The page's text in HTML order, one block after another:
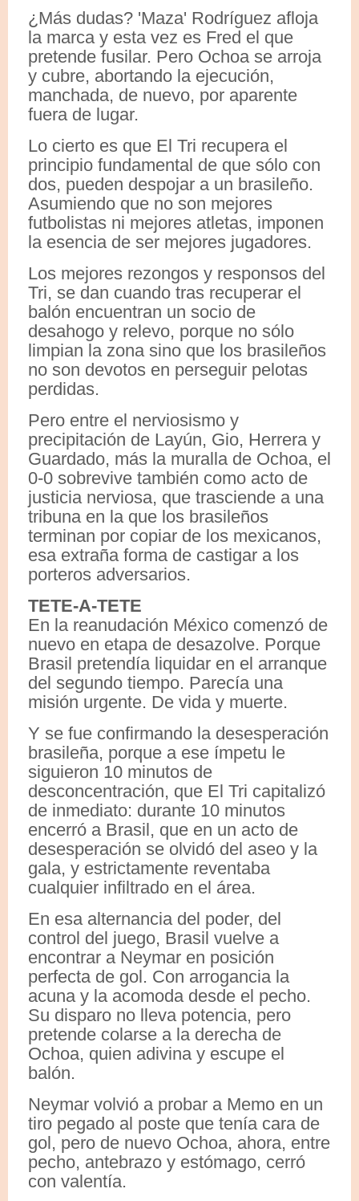
¿Más dudas? 'Maza' Rodríguez afloja
la marca y esta vez es Fred el que
pretende fusilar. Pero Ochoa se arroja
y cubre, abortando la ejecución,
manchada, de nuevo, por aparente
fuera de lugar.
Lo cierto es que El Tri recupera el
principio fundamental de que sólo con
dos, pueden despojar a un brasileño.
Asumiendo que no son mejores
futbolistas ni mejores atletas, imponen
la esencia de ser mejores jugadores.
Los mejores rezongos y responsos del
Tri, se dan cuando tras recuperar el
balón encuentran un socio de
desahogo y relevo, porque no sólo
limpian la zona sino que los brasileños
no son devotos en perseguir pelotas
perdidas.
Pero entre el nerviosismo y
precipitación de Layún, Gio, Herrera y
Guardado, más la muralla de Ochoa, el
0-0 sobrevive también como acto de
justicia nerviosa, que trasciende a una
tribuna en la que los brasileños
terminan por copiar de los mexicanos,
esa extraña forma de castigar a los
porteros adversarios.
TETE-A-TETE
En la reanudación México comenzó de
nuevo en etapa de desazolve. Porque
Brasil pretendía liquidar en el arranque
del segundo tiempo. Parecía una
misión urgente. De vida y muerte.
Y se fue confirmando la desesperación
brasileña, porque a ese ímpetu le
siguieron 10 minutos de
desconcentración, que El Tri capitalizó
de inmediato: durante 10 minutos
encerró a Brasil, que en un acto de
desesperación se olvidó del aseo y la
gala, y estrictamente reventaba
cualquier infiltrado en el área.
En esa alternancia del poder, del
control del juego, Brasil vuelve a
encontrar a Neymar en posición
perfecta de gol. Con arrogancia la
acuna y la acomoda desde el pecho.
Su disparo no lleva potencia, pero
pretende colarse a la derecha de
Ochoa, quien adivina y escupe el
balón.
Neymar volvió a probar a Memo en un
tiro pegado al poste que tenía cara de
gol, pero de nuevo Ochoa, ahora, entre
pecho, antebrazo y estómago, cerró
con valentía.